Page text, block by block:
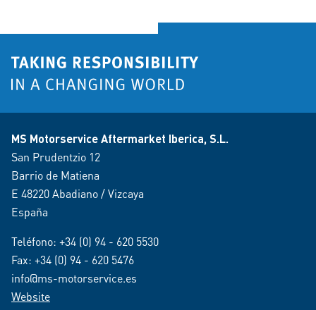
MS Motorservice Aftermarket Iberica, S.L.
San Prudentzio 12
Barrio de Matiena
E 48220 Abadiano / Vizcaya
España
Teléfono: +34 (0) 94 - 620 5530
Fax: +34 (0) 94 - 620 5476
info@ms-motorservice.es
Website